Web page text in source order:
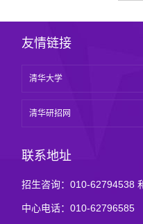
友情链接
清华大学
清华研招网
联系地址
招生咨询：010-62794538
中心电话：010-62796585